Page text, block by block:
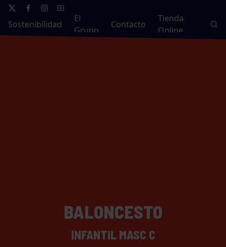
Sostenibilidad
El
Grupo
Contacto
Tienda
Online
BALONCESTO
INFANTIL MASC C